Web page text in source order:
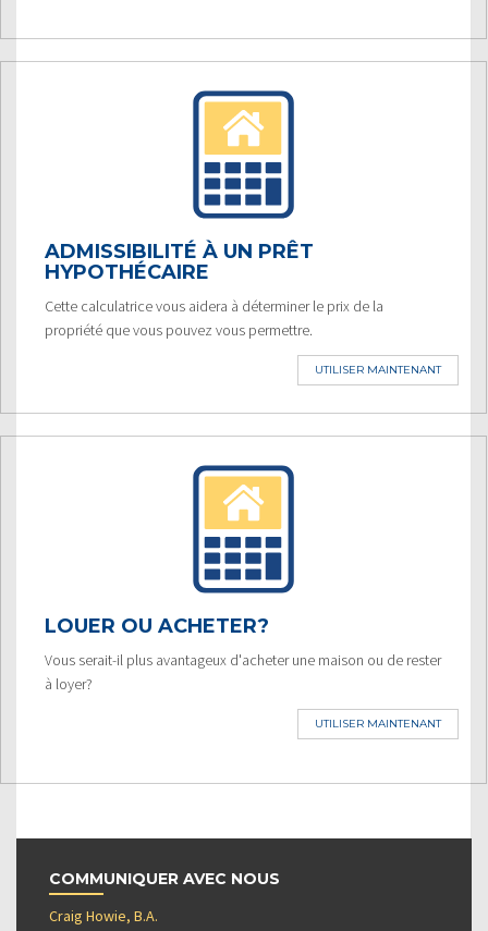
ADMISSIBILITÉ À UN PRÊT
HYPOTHÉCAIRE
Cette calculatrice vous aidera à déterminer le prix de la
propriété que vous pouvez vous permettre.
UTILISER MAINTENANT
LOUER OU ACHETER?
Vous serait-il plus avantageux d'acheter une maison ou de rester
à loyer?
UTILISER MAINTENANT
COMMUNIQUER AVEC NOUS
Craig Howie, B.A.